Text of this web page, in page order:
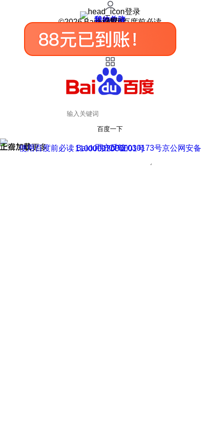
登录
我的关注
我的收藏
皮肤中心
用户反馈
设置
©2026 Baidu 使用百度前必读
百度一下
正在加载
上滑加载更多 用户反馈
使用百度前必读 Baidu 京ICP证030173号
京公网安备11000002000001号